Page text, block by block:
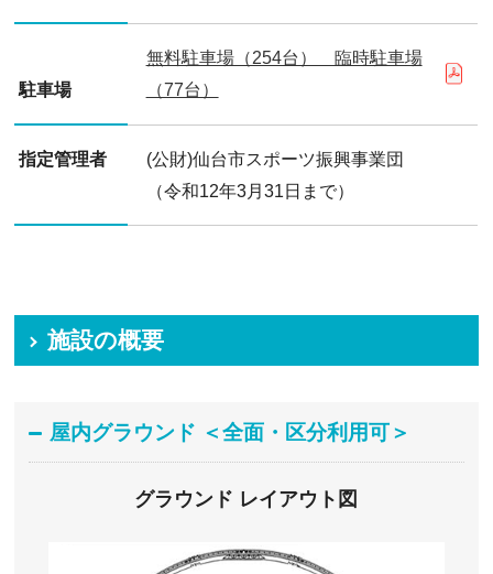
駐車場
無料駐車場（254台） 臨時駐車場
（77台）
指定管理者
(公財)仙台市スポーツ振興事業団
（令和12年3月31日まで）
施設の概要
屋内グラウンド ＜全面・区分利用可＞
グラウンド レイアウト図